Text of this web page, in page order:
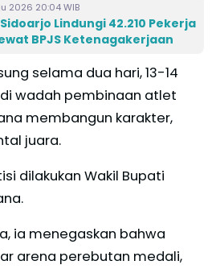
2026 20:04 WIB
Lindungi 42.210 Pekerja
BPJS Ketenagakerjaan
selama dua hari, 13-14
wadah pembinaan atlet
membangun karakter,
juara.
dilakukan Wakil Bupati
ia menegaskan bahwa
arena perebutan medali,